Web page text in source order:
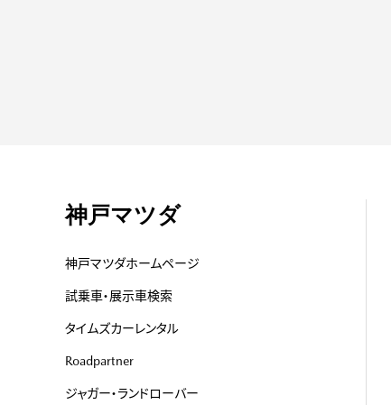
神戸マツダ
神戸マツダホームページ
試乗車・展示車検索
タイムズカーレンタル
Roadpartner
ジャガー・ランドローバー